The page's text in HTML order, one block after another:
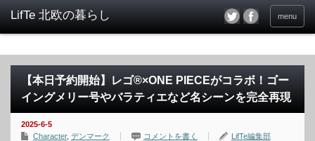
menu
【本日予約開始】レゴ®×ONE PIECEがコラボ！ゴー
イングメリー号やバラティエなど名シーンを完全再現
2025-6-5
Character, デンマーク コメントを書く LifTe編集部